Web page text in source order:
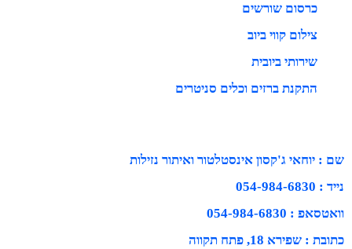
כרסום שורשים
צילום קווי ביוב
שירותי ביובית
התקנת ברזים וכלים סניטרים
שם : יוחאי ג'קסון אינסטלטור ואיתור נזילות
נייד : 054-984-6830
וואטסאפ : 054-984-6830
כתובת : שפירא 18, פתח תקווה